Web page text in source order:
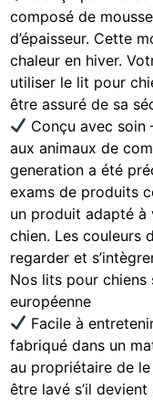
composé de
d’épaisseur. Cette
chaleur en hiver.
utiliser le lit pour
être assuré de sa
Conçu avec soin
aux animaux de
generation a été
exams de produits
un produit adapté à
chien. Les couleurs
regarder et
Nos lits pour chiens
européenne
Facile à
fabriqué dans un
au propriétaire de
être lavé s’il